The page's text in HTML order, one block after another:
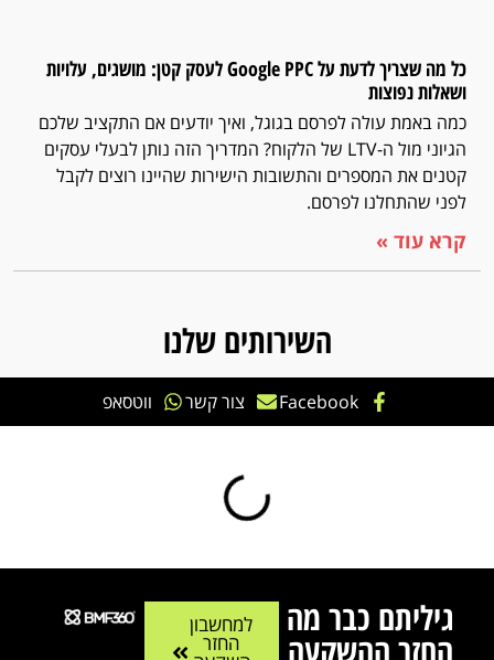
כל מה שצריך לדעת על Google PPC לעסק קטן: מושגים, עלויות
ושאלות נפוצות
כמה באמת עולה לפרסם בגוגל, ואיך יודעים אם התקציב שלכם
הגיוני מול ה-LTV של הלקוח? המדריך הזה נותן לבעלי עסקים
קטנים את המספרים והתשובות הישירות שהיינו רוצים לקבל
לפני שהתחלנו לפרסם.
קרא עוד »
השירותים שלנו
Facebook צור קשר ווטסאפ
גיליתם כבר מה
החזר ההשקעה
למחשבון
החזר